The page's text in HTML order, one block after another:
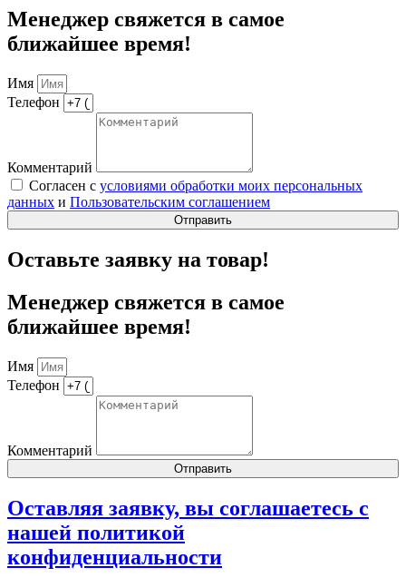
Менеджер свяжется в самое
ближайшее время!
Имя
Телефон
Комментарий
Согласен с условиями обработки моих персональных
данных и Пользовательским соглашением
Отправить
Оставьте заявку на товар!
Менеджер свяжется в самое
ближайшее время!
Имя
Телефон
Комментарий
Отправить
Оставляя заявку, вы соглашаетесь с
нашей политикой
конфиденциальности